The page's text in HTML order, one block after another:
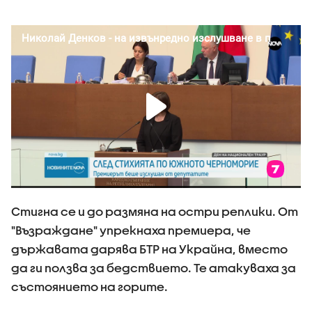
Стигна се и до размяна на остри реплики. От
"Възраждане" упрекнаха премиера, че
държавата дарява БТР на Украйна, вместо
да ги ползва за бедствието. Те атакуваха за
състоянието на горите.